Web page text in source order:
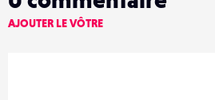
AJOUTER LE VÔTRE